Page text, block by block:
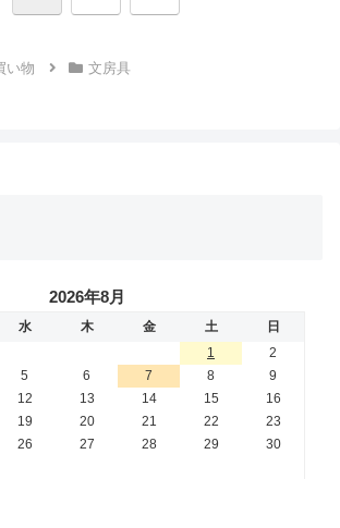
い物 文房具
2026年8月
水 木 金 土
日
1
2
5 6 7 8
9
12 13 14 15
16
19 20 21 22
23
26 27 28 29
30